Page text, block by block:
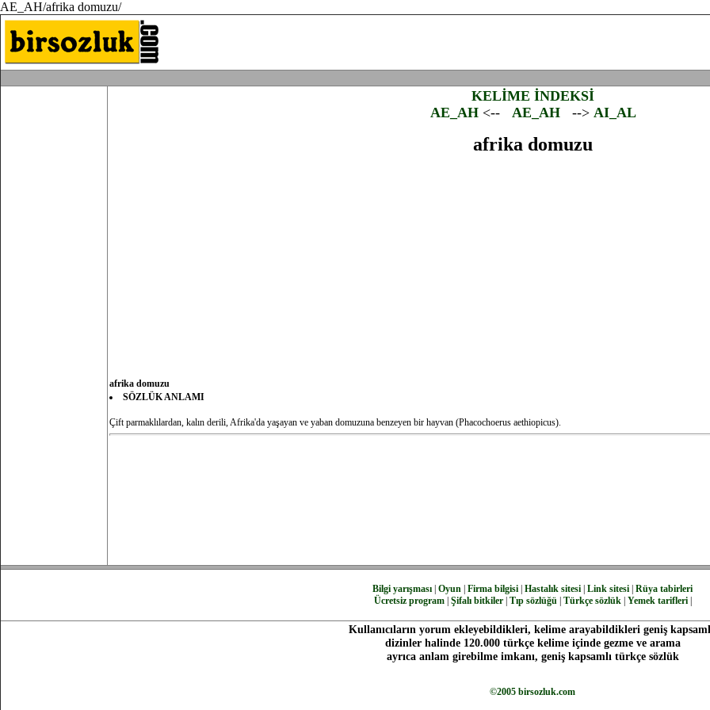
AE_AH/afrika domuzu/
KELİME İNDEKSİ
AE_AH<-- AE_AH--> AI_AL
afrika domuzu
afrika domuzu
SÖZLÜK ANLAMI
Çift parmaklılardan, kalın derili, Afrika'da yaşayan ve yaban domuzuna benzeyen bir hayvan (Phacochoerus aethiopicus).
Bilgi yarışması Oyun Firma bilgisi Hastalık sitesi Link sitesi Rüya tabirleri
Ücretsiz program| Şifalı bitkiler| Tıp sözlüğü| Türkçe sözlük| Yemek tarifleri|
Kullanıcıların yorum ekleyebildikleri, kelime arayabildikleri geniş
dizinler halinde 120.000 türkçe kelime içinde gezme ve arama
ayrıca anlam girebilme imkanı, geniş kapsamlı türkçe sözlük
©2005 birsozluk.com